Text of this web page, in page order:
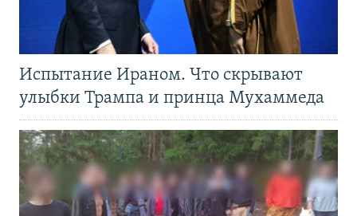
Испытание Ираном. Что скрывают
улыбки Трампа и принца Мухаммеда